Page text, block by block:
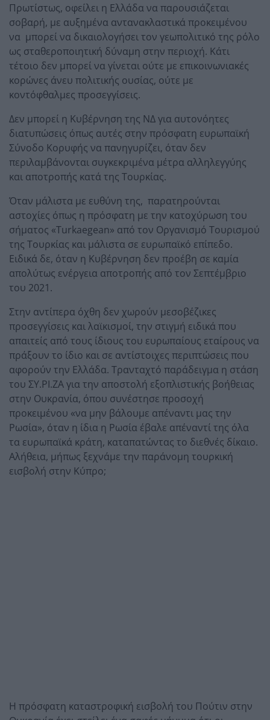
Πρωτίστως, οφείλει η Ελλάδα να παρουσιάζεται
σοβαρή, με αυξημένα αντανακλαστικά προκειμένου
να μπορεί να δικαιολογήσει τον γεωπολιτικό της ρόλο
ως σταθεροποιητική δύναμη στην περιοχή. Κάτι
τέτοιο δεν μπορεί να γίνεται ούτε με επικοινωνιακές
κορώνες άνευ πολιτικής ουσίας, ούτε με
κοντόφθαλμες προσεγγίσεις.
Δεν μπορεί η Κυβέρνηση της ΝΔ για αυτονόητες
διατυπώσεις όπως αυτές στην πρόσφατη ευρωπαϊκή
Σύνοδο Κορυφής να πανηγυρίζει, όταν δεν
περιλαμβάνονται συγκεκριμένα μέτρα αλληλεγγύης
και αποτροπής κατά της Τουρκίας.
Όταν μάλιστα με ευθύνη της, παρατηρούνται
αστοχίες όπως η πρόσφατη με την κατοχύρωση του
σήματος «Turkaegean» από τον Οργανισμό Τουρισμού
της Τουρκίας και μάλιστα σε ευρωπαϊκό επίπεδο.
Ειδικά δε, όταν η Κυβέρνηση δεν προέβη σε καμία
απολύτως ενέργεια αποτροπής από τον Σεπτέμβριο
του 2021.
Στην αντίπερα όχθη δεν χωρούν μεσοβέζικες
προσεγγίσεις και λαϊκισμοί, την στιγμή ειδικά που
απαιτείς από τους ίδιους του ευρωπαίους εταίρους να
πράξουν το ίδιο και σε αντίστοιχες περιπτώσεις που
αφορούν την Ελλάδα. Τρανταχτό παράδειγμα η στάση
του ΣΥ.ΡΙ.ΖΑ για την αποστολή εξοπλιστικής βοήθειας
στην Ουκρανία, όπου συνέστησε προσοχή
προκειμένου «να μην βάλουμε απέναντι μας την
Ρωσία», όταν η ίδια η Ρωσία έβαλε απέναντί της όλα
τα ευρωπαϊκά κράτη, καταπατώντας το διεθνές δίκαιο.
Αλήθεια, μήπως ξεχνάμε την παράνομη τουρκική
εισβολή στην Κύπρο;
Η πρόσφατη καταστροφική εισβολή του Πούτιν στην